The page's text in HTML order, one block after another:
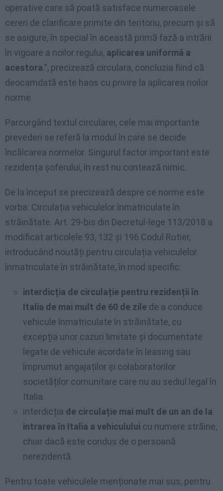
operative care să poată satisface numeroasele
cereri de clarificare primite din teritoriu, precum și să
se asigure, în special în această primă fază a intrării
în vigoare a noilor regului, aplicarea uniformă a
acestora.”, precizează circulara, concluzia fiind că
deocamdată este haos cu privire la aplicarea noilor
norme.
Parcurgând textul circularei, cele mai importante
prevederi se referă la modul în care se decide
încălcarea normelor. Singurul factor important este
rezidența șoferului, în rest nu contează nimic.
De la început se precizează despre ce norme este
vorba: Circulația vehiculelor înmatriculate în
străinătate. Art. 29-bis din Decretul-lege 113/2018 a
modificat articolele 93, 132 și 196 Codul Rutier,
introducând noutăți pentru circulația vehiculelor
înmatriculate în străinătate, în mod specific:
interdicția de circulație pentru rezidenții în
Italia de mai mult de 60 de zile de a conduce
vehicule înmatriculate în străinătate, cu
excepția unor cazuri limitate și documentate
legate de vehicule acordate în leasing sau
împrumut angajaților și colaboratorilor
societăților comunitare care nu au sediul legal în
Italia.
interdicția de circulație mai mult de un an de la
intrarea în Italia a vehiculului cu numere străine,
chiar dacă este condus de o persoană
nerezidentă.
Pentru toate vehiculele menționate mai sus, pentru